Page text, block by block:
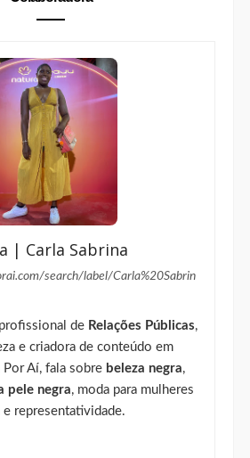
| Carla Sabrina
search/label/Carla%20Sabrin
de Relações Públicas,
e criadora de conteúdo em
Aí, fala sobre beleza negra,
pele negra, moda para mulheres
representatividade.